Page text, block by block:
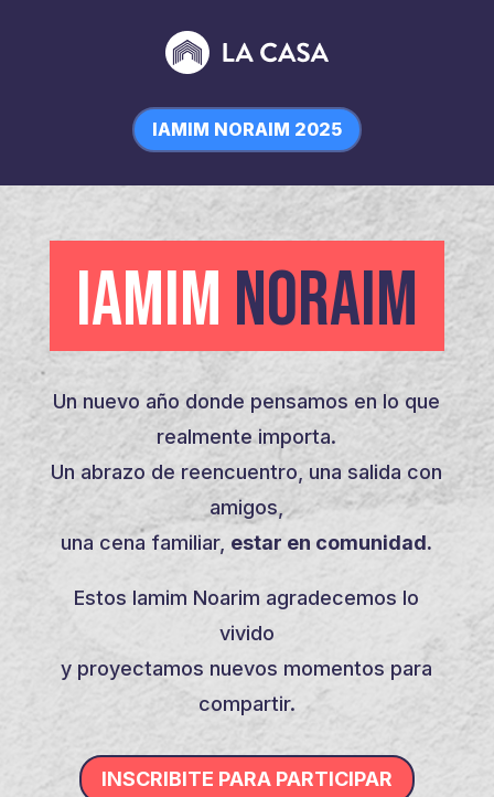
IAMIM NORAIM 2025
IAMIM NORAIM
Un nuevo año donde pensamos en lo que
realmente importa.
Un abrazo de reencuentro, una salida con
amigos,
una cena familiar, estar en comunidad.
Estos Iamim Noarim agradecemos lo
vivido
y proyectamos nuevos momentos para
compartir.
INSCRIBITE PARA PARTICIPAR